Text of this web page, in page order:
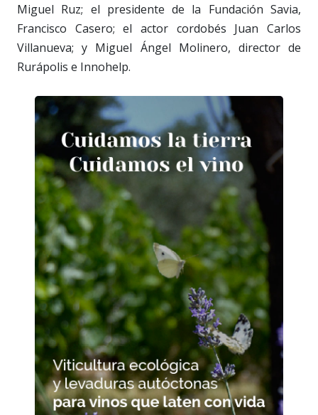
Miguel Ruz; el presidente de la Fundación Savia,
Francisco Casero; el actor cordobés Juan Carlos
Villanueva; y Miguel Ángel Molinero, director de
Rurápolis e Innohelp.